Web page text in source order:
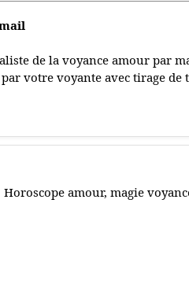
de la voyance amour par
votre voyante avec tirage
Horoscope amour, magie